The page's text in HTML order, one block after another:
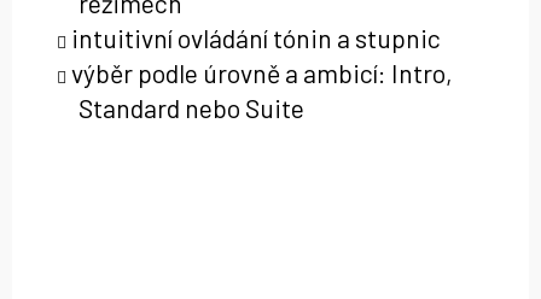
intuitivní ovládání tónin a stupnic
výběr podle úrovně a ambicí: Intro,
Standard nebo Suite